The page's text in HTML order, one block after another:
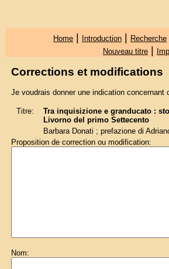
Home| Introduction| Recherche
Nouveau titre|
Corrections et modifications
Je voudrais donner une indication concernant
Titre:
Tra inquisizione e granducato :
Livorno del primo Settecento
Barbara Donati ; prefazione di
Proposition de correction ou modification:
Nom: